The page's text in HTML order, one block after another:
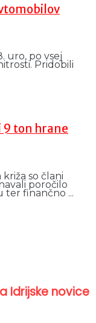
uro, po vsej
Pridobili
9 ton hrane
so člani
poročilo
ter finančno ...
Idrijske novice